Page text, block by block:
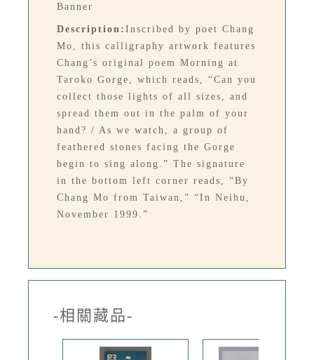
Banner
Description: Inscribed by poet Chang
Mo, this calligraphy artwork features
Chang’s original poem Morning at
Taroko Gorge, which reads, “Can you
collect those lights of all sizes, and
spread them out in the palm of your
hand? / As we watch, a group of
feathered stones facing the Gorge
begin to sing along.” The signature
in the bottom left corner reads, “By
Chang Mo from Taiwan,” “In Neihu,
November 1999.”
-相關藏品-